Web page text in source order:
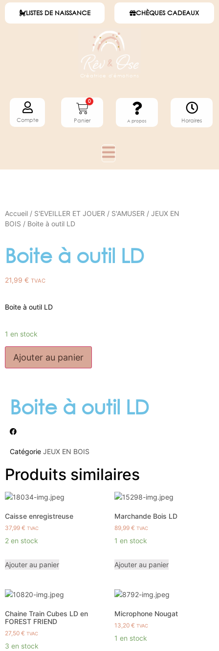
LISTES DE NAISSANCE CHÈQUES CADEAUX
Créatrice d'émotions
Compte
0
Panier A propos Horaires
Accueil / S'EVEILLER ET JOUER / S'AMUSER / JEUX EN
BOIS / Boite à outil LD
Boite à outil LD
21,99 € TVAC
Boite à outil LD
1 en stock
Ajouter au panier
Boite à outil LD
Catégorie JEUX EN BOIS
Produits similaires
Caisse enregistreuse
37,99 € TVAC
2 en stock
Ajouter au panier
Marchande Bois LD
89,99 € TVAC
1 en stock
Ajouter au panier
Chaine Train Cubes LD en
FOREST FRIEND
27,50 € TVAC
3 en stock
Microphone Nougat
13,20 € TVAC
1 en stock